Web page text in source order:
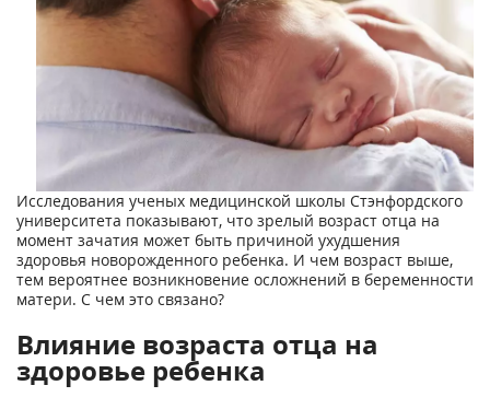
Исследования ученых медицинской школы Стэнфордского
университета показывают, что зрелый возраст отца на
момент зачатия может быть причиной ухудшения
здоровья новорожденного ребенка. И чем возраст выше,
тем вероятнее возникновение осложнений в беременности
матери. С чем это связано?
Влияние возраста отца на
здоровье ребенка